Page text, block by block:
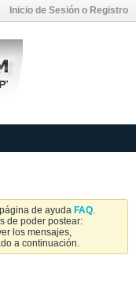
Inicio de Sesión o Registro
de ayuda FAQ.
de poder postear:
los mensajes,
a continuación.